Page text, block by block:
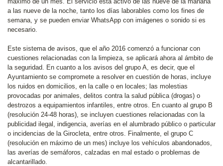
a las nueve de la noche, tanto los días laborables como los fines de
semana, y se pueden enviar WhatsApp con imágenes o sonido si es
necesario.
Este sistema de avisos, que el año 2016 comenzó a funcionar con
cuestiones relacionadas con la limpieza, se aplicará ahora al ámbito de
la seguridad. En cuanto a los avisos del grupo A, es decir, que el
Ayuntamiento se compromete a resolver en cuestión de horas, incluye
los ruidos en domicilios, en la calle o en locales; las molestias
provocadas por animales, delitos contra la salud pública (drogas) o
destrozos a equipamientos infantiles, entre otros. En cuanto al grupo B
(resolución 24-48 horas), se incluyen cuestiones relacionadas con la
publicidad ilegal, indigencia, averías en el alumbrado público o particular
o incidencias de la Girocleta, entre otros. Finalmente, el grupo C
(resolución en máximo de un mes) incluye los vehículos abandonados,
las averías de semáforos, calzadas en mal estado o problemas de
alcantarillado.